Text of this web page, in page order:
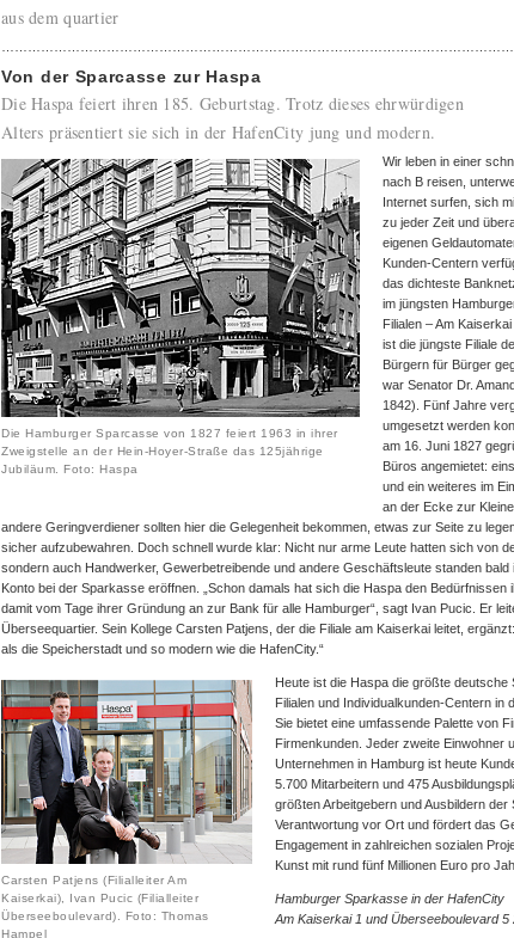
aus dem quartier
Von der Sparcasse zur Haspa
Die Haspa feiert ihren 185. Geburtstag. Trotz dieses ehrwürdigen
Alters präsentiert sie sich in der HafenCity jung und modern.
Die Hamburger Sparcasse von 1827 feiert 1963 in ihrer
Zweigstelle an der Hein-Hoyer-Straße das 125jährige
Jubiläum. Foto: Haspa
Wir leben in einer
nach B reisen,
Internet surfen, sich
zu jeder Zeit und
eigenen
Kunden-Centern
das dichteste
im jüngsten
Filialen – Am
ist die jüngste Filiale
Bürgern für Bürger
war Senator Dr.
1842). Fünf Jahre
umgesetzt werden
am 16. Juni 1827
Büros angemietet:
und ein weiteres im
an der Ecke zur
andere Geringverdiener sollten hier die Gelegenheit bekommen, etwas zur Seite zu
sicher aufzubewahren. Doch schnell wurde klar: Nicht nur arme Leute hatten sich von
sondern auch Handwerker, Gewerbetreibende und andere Geschäftsleute standen bald
Konto bei der Sparkasse eröffnen. „Schon damals hat sich die Haspa den
damit vom Tage ihrer Gründung an zur Bank für alle Hamburger“, sagt Ivan Pucic. Er
Überseequartier. Sein Kollege Carsten Patjens, der die Filiale am Kaiserkai leitet,
als die Speicherstadt und so modern wie die HafenCity.“
Carsten Patjens (Filialleiter Am
Kaiserkai), Ivan Pucic (Filialleiter
Überseeboulevard). Foto: Thomas
Hampel
Heute ist die Haspa die größte
Filialen und Individualkunden-Centern in
Sie bietet eine umfassende Palette von
Firmenkunden. Jeder zweite Einwohner
Unternehmen in Hamburg ist heute
5.700 Mitarbeitern und 475
größten Arbeitgebern und Ausbildern
Verantwortung vor Ort und fördert das
Engagement in zahlreichen sozialen
Kunst mit rund fünf Millionen Euro pro
Hamburger Sparkasse in der HafenCity
Am Kaiserkai 1 und Überseeboulevard 5